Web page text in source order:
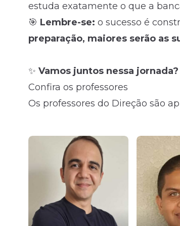
estuda exatamente o que a
🎯 Lembre-se: o sucesso é
preparação, maiores serão as
✨ Vamos juntos nessa
Confira os professores
Os professores do Direção são